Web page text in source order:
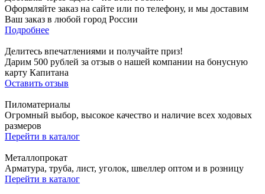
Оформляйте заказ на сайте или по телефону, и мы доставим
Ваш заказ в любой город России
Подробнее
Делитесь впечатлениями и получайте приз!
Дарим 500 рублей за отзыв о нашей компании на бонусную
карту Капитана
Оставить отзыв
Пиломатериалы
Огромный выбор, высокое качество и наличие всех ходовых
размеров
Перейти в каталог
Металлопрокат
Арматура, труба, лист, уголок, швеллер оптом и в розницу
Перейти в каталог